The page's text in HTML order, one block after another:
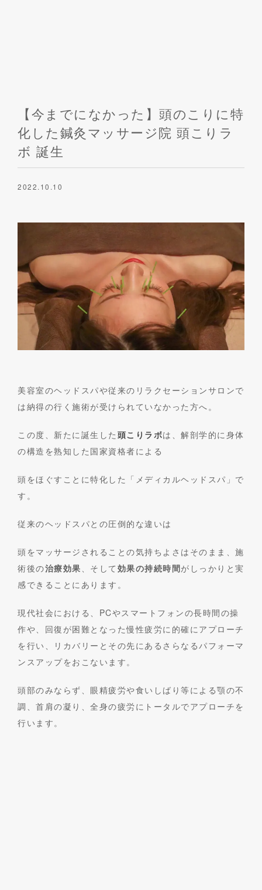
【今までになかった】頭のこりに特
化した鍼灸マッサージ院 頭こりラ
ボ 誕生
2022.10.10
美容室のヘッドスパや従来のリラクセーションサロンで
は納得の行く施術が受けられていなかった方へ。
この度、新たに誕生した 頭こりラボは、解剖学的に身体
の構造を熟知した国家資格者による
頭をほぐすことに特化した「メディカルヘッドスパ」で
す。
従来のヘッドスパとの圧倒的な違いは
頭をマッサージされることの気持ちよさはそのまま、施
術後の治療効果、そして 効果の持続時間がしっかりと実
感できることにあります。
現代社会における、PCやスマートフォンの長時間の操
作や、回復が困難となった慢性疲労に的確にアプローチ
を行い、リカバリーとその先にあるさらなるパフォーマ
ンスアップをおこないます。
頭部のみならず、眼精疲労や食いしばり等による顎の不
調、首肩の凝り、全身の疲労にトータルでアプローチを
行います。